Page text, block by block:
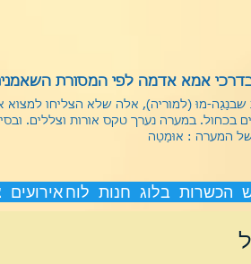
אמא אדמה לפי המסורת
מוּ (למוריה), אלה שלא הצליחו למצוא
בכחול. במערה נערך טקס אורות וצללים.
המערה : אוּמַטַה
לוח אירועים חנות בלוג הכשרות